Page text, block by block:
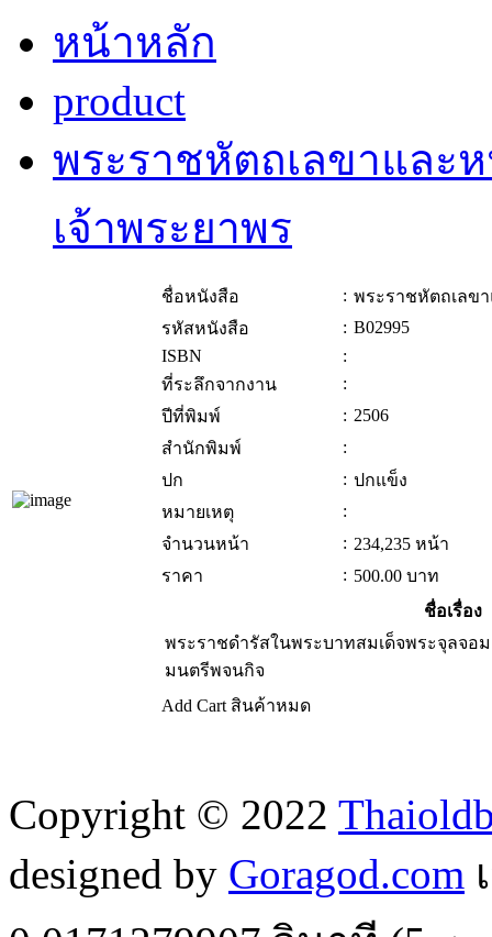
หน้าหลัก
product
พระราชหัตถเลขาและ
เจ้าพระยาพร
ชื่อหนังสือ : พระราชหัตถเลข
รหัสหนังสือ
: B02995
ISBN
:
ที่ระลึกจากงาน
:
ปีที่พิมพ์
: 2506
สำนักพิมพ์
:
ปก
: ปกแข็ง
หมายเหตุ
:
จำนวนหน้า
: 234,235 หน้า
ราคา
: 500.00 บาท
ชื่อเรื่อง
พระราชดำรัสในพระบาทสมเด็จพระจุลจอ
มนตรีพจนกิจ
Add Cart สินค้าหมด
Copyright © 2022
designed by Goragod.com